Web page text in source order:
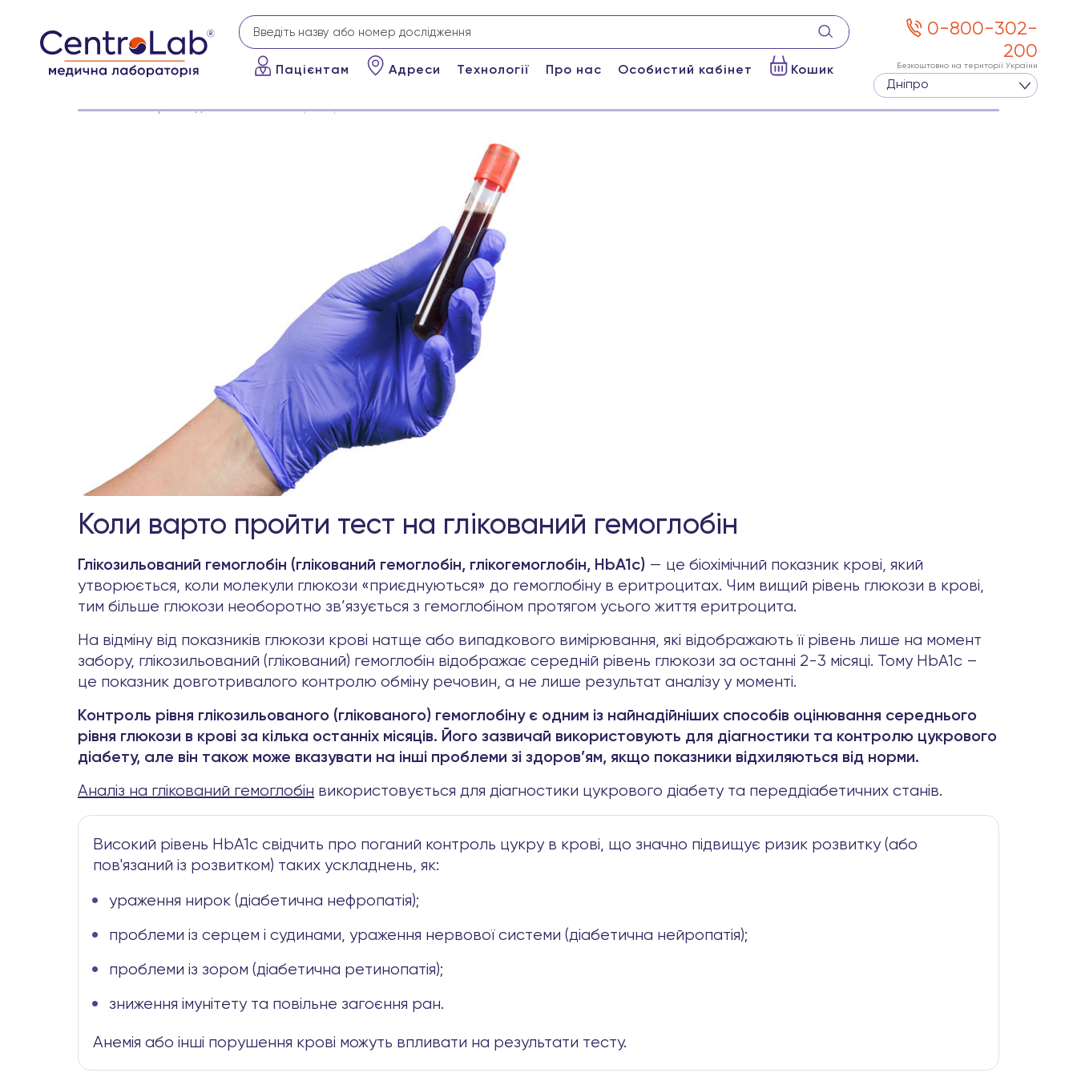
Пацієнтам Адреси Технології Про нас Особистий кабінет Кошик
0-800-302-
200
Безкоштовно на території України
Дніпро
Головна Корисне для вас Коли варто пройти тест на глікований гемоглобін
Коли варто пройти тест на глікований гемоглобін
Глікозильований гемоглобін (глікований гемоглобін, глікогемоглобін, HbA1c) — це біохімічний показник крові, який
утворюється, коли молекули глюкози «приєднуються» до гемоглобіну в еритроцитах. Чим вищий рівень глюкози в крові,
тим більше глюкози необоротно зв’язується з гемоглобіном протягом усього життя еритроцита.
На відміну від показників глюкози крові натще або випадкового вимірювання, які відображають її рівень лише на момент
забору, глікозильований (глікований) гемоглобін відображає середній рівень глюкози за останні 2-3 місяці. Тому HbA1c –
це показник довготривалого контролю обміну речовин, а не лише результат аналізу у моменті.
Контроль рівня глікозильованого (глікованого) гемоглобіну є одним із найнадійніших способів оцінювання середнього
рівня глюкози в крові за кілька останніх місяців. Його зазвичай використовують для діагностики та контролю цукрового
діабету, але він також може вказувати на інші проблеми зі здоров’ям, якщо показники відхиляються від норми.
Аналіз на глікований гемоглобін використовується для діагностики цукрового діабету та переддіабетичних станів.
Високий рівень HbA1c свідчить про поганий контроль цукру в крові, що значно підвищує ризик розвитку (або
пов'язаний із розвитком) таких ускладнень, як:
ураження нирок (діабетична нефропатія);
проблеми із серцем і судинами, ураження нервової системи (діабетична нейропатія);
проблеми із зором (діабетична ретинопатія);
зниження імунітету та повільне загоєння ран.
Анемія або інші порушення крові можуть впливати на результати тесту.